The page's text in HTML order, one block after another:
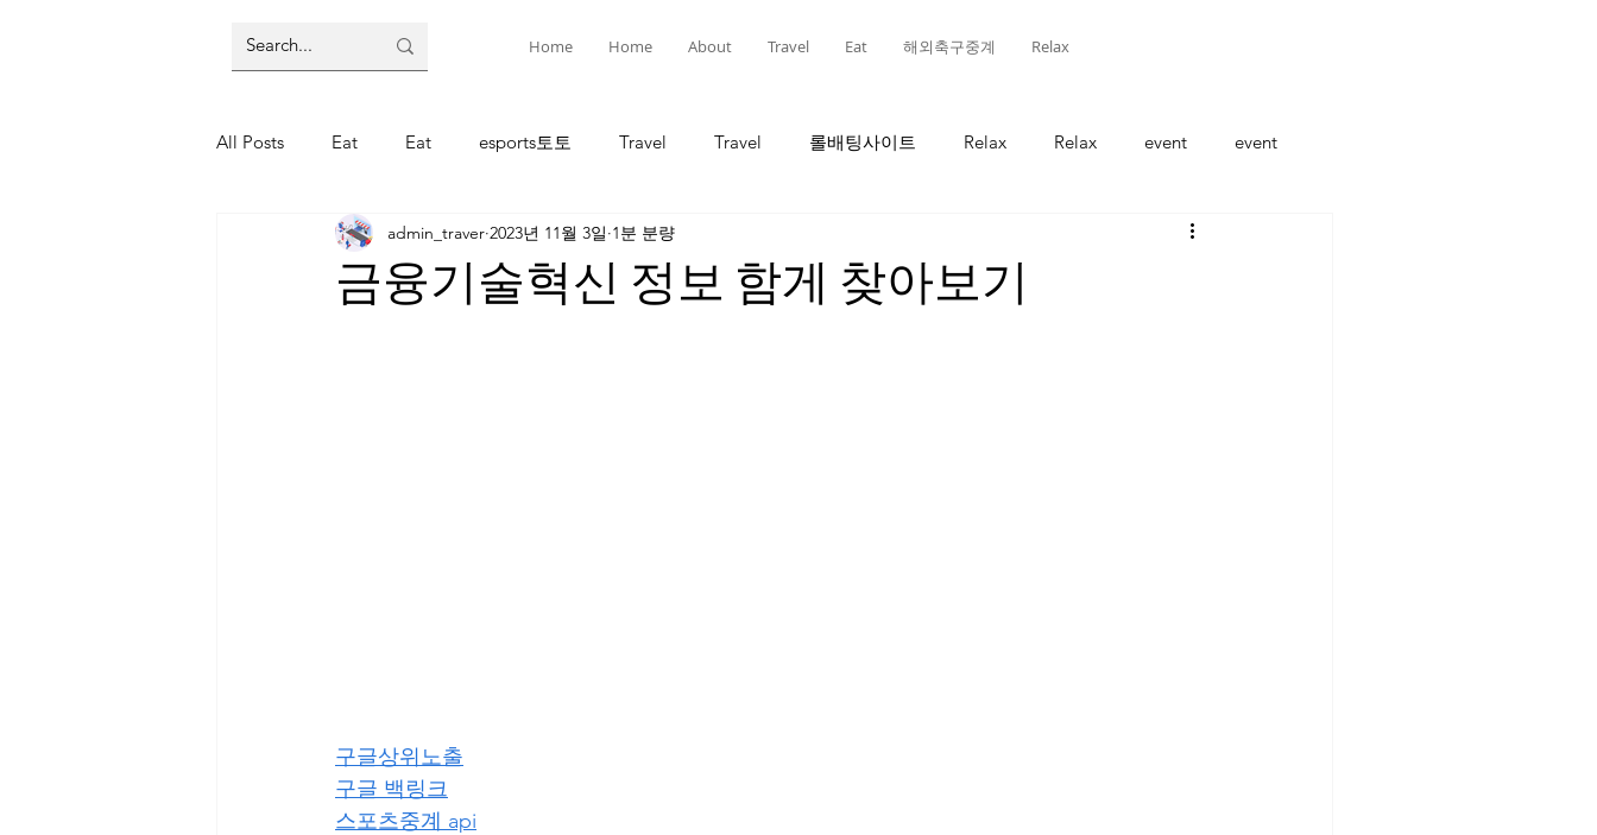
Home Home About Travel Eat 해외축구중계 Relax
All Posts Eat Eat esports토토 Travel Travel 롤배팅사이트 Relax Relax event event
주식 코인 코인 선물
금융기술혁신 정보 함게 찾아보기
admin_traver 2023년 11월 3일 1분 분량
구글상위노출
구글 백링크
스포츠중계 api